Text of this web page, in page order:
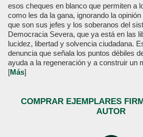
esos cheques en blanco que permiten a
como les da la gana, ignorando la
que son sus jefes y los soberanos del
Democracia Severa, que ya está en las
lucidez, libertad y solvencia ciudadana.
denuncia que señala los puntos débiles
ayuda a la regeneración y a construir un
[Más]
COMPRAR EJEMPLARES
AUTOR